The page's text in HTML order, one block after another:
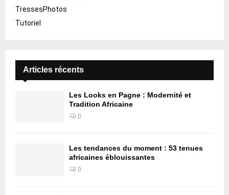
TressesPhotos
Tutoriel
Articles récents
Les Looks en Pagne : Modernité et
Tradition Africaine
0
Les tendances du moment : 53 tenues
africaines éblouissantes
0